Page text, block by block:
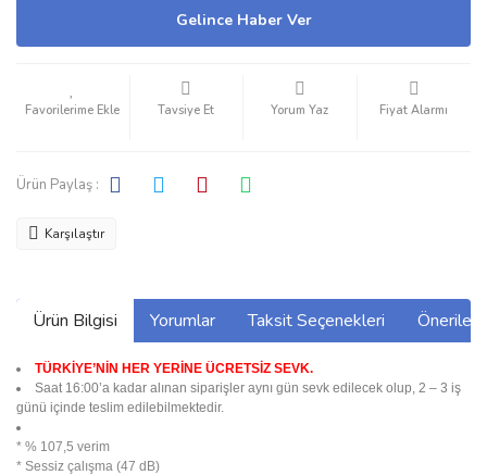
Gelince Haber Ver
Tavsiye Et Yorum Yaz Fiyat Alarmı
Ürün Paylaş :
Karşılaştır
Ürün Bilgisi Yorumlar Taksit Seçenekleri
TÜRKİYE’NİN HER YERİNE ÜCRETSİZ SEVK.
Saat 16:00’a kadar alınan siparişler aynı gün sevk edilecek olup, 2 – 3 iş
günü içinde teslim edilebilmektedir.
* % 107,5 verim
* Sessiz çalışma (47 dB)